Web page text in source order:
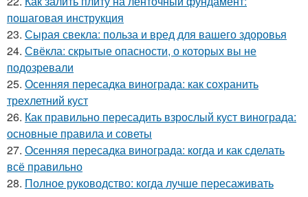
пошаговая инструкция
23. Сырая свекла: польза и вред для вашего здоровья
24. Свёкла: скрытые опасности, о которых вы не
подозревали
25. Осенняя пересадка винограда: как сохранить
трехлетний куст
26. Как правильно пересадить взрослый куст винограда:
основные правила и советы
27. Осенняя пересадка винограда: когда и как сделать
всё правильно
28. Полное руководство: когда лучше пересаживать